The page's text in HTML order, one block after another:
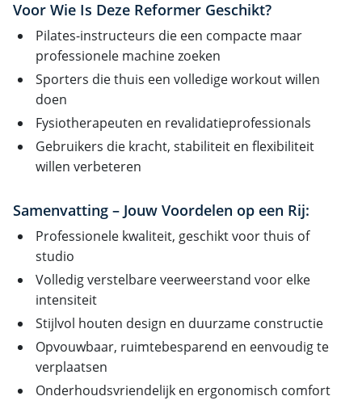
Voor Wie Is Deze Reformer Geschikt?
Pilates-instructeurs die een compacte maar
professionele machine zoeken
Sporters die thuis een volledige workout willen
doen
Fysiotherapeuten en revalidatieprofessionals
Gebruikers die kracht, stabiliteit en flexibiliteit
willen verbeteren
Samenvatting – Jouw Voordelen op een Rij:
Professionele kwaliteit, geschikt voor thuis of
studio
Volledig verstelbare veerweerstand voor elke
intensiteit
Stijlvol houten design en duurzame constructie
Opvouwbaar, ruimtebesparend en eenvoudig te
verplaatsen
Onderhoudsvriendelijk en ergonomisch comfort